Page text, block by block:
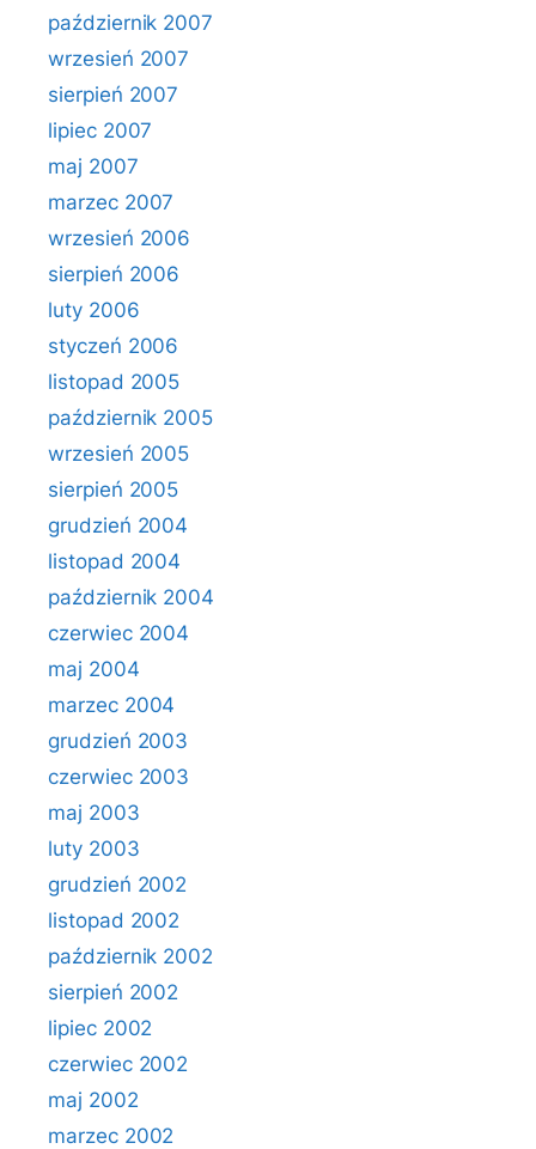
październik 2007
wrzesień 2007
sierpień 2007
lipiec 2007
maj 2007
marzec 2007
wrzesień 2006
sierpień 2006
luty 2006
styczeń 2006
listopad 2005
październik 2005
wrzesień 2005
sierpień 2005
grudzień 2004
listopad 2004
październik 2004
czerwiec 2004
maj 2004
marzec 2004
grudzień 2003
czerwiec 2003
maj 2003
luty 2003
grudzień 2002
listopad 2002
październik 2002
sierpień 2002
lipiec 2002
czerwiec 2002
maj 2002
marzec 2002